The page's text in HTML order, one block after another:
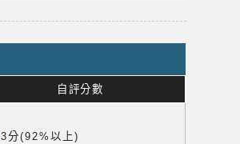
自評分數
3分(92%以上)